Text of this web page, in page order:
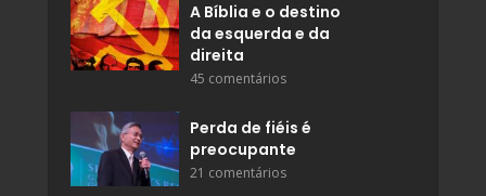
A Bíblia e o destino
da esquerda e da
direita
45 comentários
Perda de fiéis é
preocupante
21 comentários